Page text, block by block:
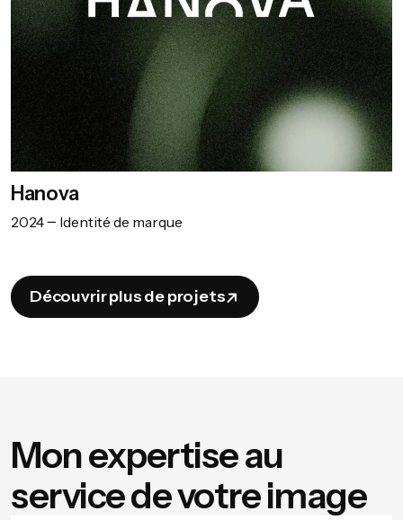
Hanova
2024 Identité de marque
Découvrir plus de projets
Mon expertise au
service de votre image